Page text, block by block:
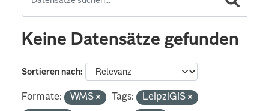
Keine Datensätze gefunden
Sortieren nach
Formate: WMS Tags:
LeipziGIS